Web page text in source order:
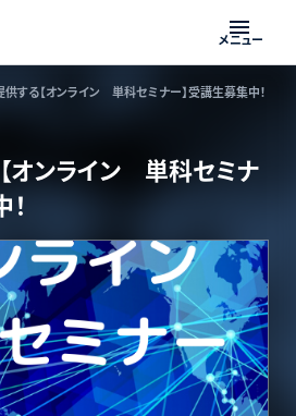
メニュー
供する【オンライン 単科セミナー】受講生募集中！
オンライン 単科セミナ